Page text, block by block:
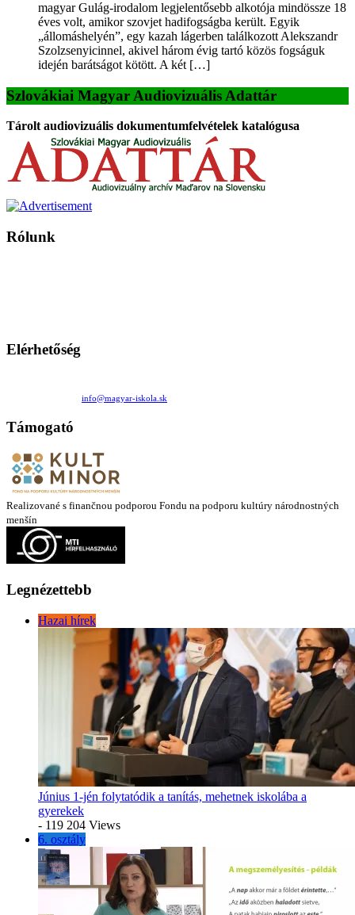
magyar Gulág-irodalom legjelentősebb alkotója mindössze 18
éves volt, amikor szovjet hadifogságba került. Egyik
„állomáshelyén”, egy kazah lágerben találkozott Alekszandr
Szolzsenyicinnel, akivel három évig tartó közös fogságuk
idején barátságot kötött. A két […]
Szlovákiai Magyar Audiovizuális Adattár
Tárolt audiovizuális dokumentumfelvételek katalógusa
Rólunk
Elérhetőség
info@magyar-iskola.sk
Támogató
Realizované s finančnou podporou Fondu na podporu kultúry národnostných
menšín
Legnézettebb
Hazai hírek
Június 1-jén folytatódik a tanítás, mehetnek iskolába a
gyerekek
- 119 204 Views
6. osztály